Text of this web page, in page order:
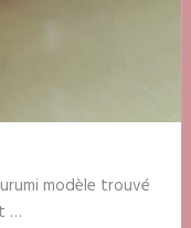
modèle trouvé
…